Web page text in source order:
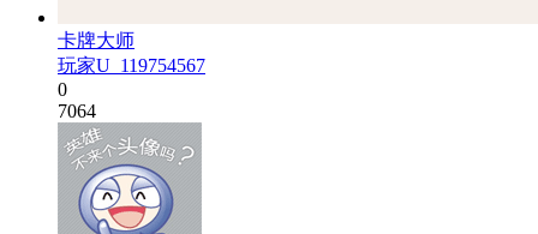
卡牌大师
玩家U_119754567
0
7064